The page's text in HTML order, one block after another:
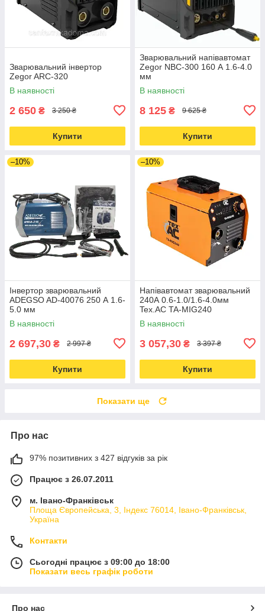
Зварювальний інвертор
Zegor ARC-320
В наявності
2 650 ₴ 3 250 ₴
Купити
Зварювальний напівавтомат
Zegor NBC-300 160 А 1.6-4.0
мм
В наявності
8 125 ₴ 9 625 ₴
Купити
–10%
Інвертор зварювальний
ADEGSO AD-40076 250 А 1.6-
5.0 мм
В наявності
2 697,30 ₴ 2 997 ₴
Купити
–10%
Напівавтомат зварювальний
240А 0.6-1.0/1.6-4.0мм
Tex.AC TA-MIG240
В наявності
3 057,30 ₴ 3 397 ₴
Купити
Показати ще
Про нас
97% позитивних з 427 відгуків за рік
Працює з 26.07.2011
м. Івано-Франківськ
Площа Європейська, 3, Індекс 76014, Івано-Франківськ,
Україна
Контакти
Сьогодні працює з 09:00 до 18:00
Показати весь графік роботи
Про нас